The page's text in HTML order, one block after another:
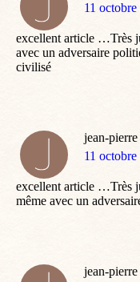
dit
11
excellent article …Très
avec un adversaire
civilisé
jean-pierre
dit
11
excellent article …Très
même avec un
jean-pierre